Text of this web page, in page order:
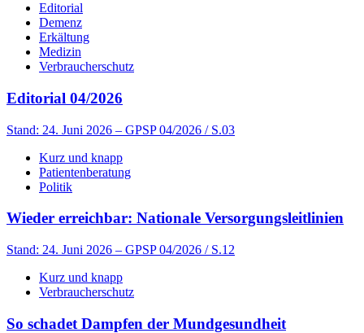
Editorial
Demenz
Erkältung
Medizin
Verbraucherschutz
Editorial 04/2026
Stand: 24. Juni 2026 – GPSP 04/2026 / S.03
Kurz und knapp
Patientenberatung
Politik
Wieder erreichbar: Nationale Versorgungsleitlinien
Stand: 24. Juni 2026 – GPSP 04/2026 / S.12
Kurz und knapp
Verbraucherschutz
So schadet Dampfen der Mundgesundheit